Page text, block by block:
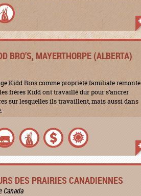
BRO’S, MAYERTHORPE (ALBERTA)
Kidd Bros comme propriété familiale remonte
les frères Kidd ont travaillé dur pour s’ancrer
sur lesquelles ils travaillent, mais aussi dans
DES PRAIRIES CANADIENNES
Canada